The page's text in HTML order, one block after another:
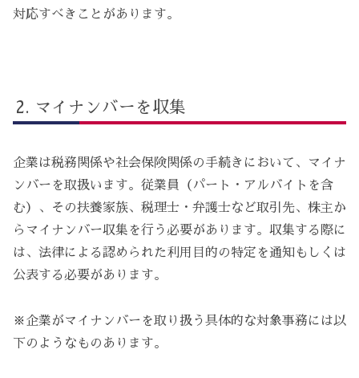
対応すべきことがあります。
マイナンバーを収集
企業は税務関係や社会保険関係の手続きにおいて、マイナ
ンバーを取扱います。従業員（パート・アルバイトを含
む）、その扶養家族、税理士・弁護士など取引先、株主か
らマイナンバー収集を行う必要があります。収集する際に
は、法律による認められた利用目的の特定を通知もしくは
公表する必要があります。
※企業がマイナンバーを取り扱う具体的な対象事務には以
下のようなものあります。